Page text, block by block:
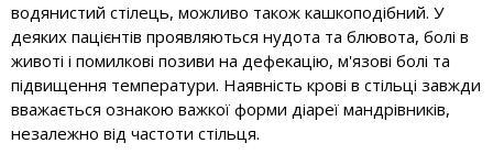
водянистий стілець, можливо також кашкоподібний. У
деяких пацієнтів проявляються нудота та блювота, болі в
животі і помилкові позиви на дефекацію, м'язові болі та
підвищення температури. Наявність крові в стільці завжди
вважається ознакою важкої форми діареї мандрівників,
незалежно від частоти стільця.